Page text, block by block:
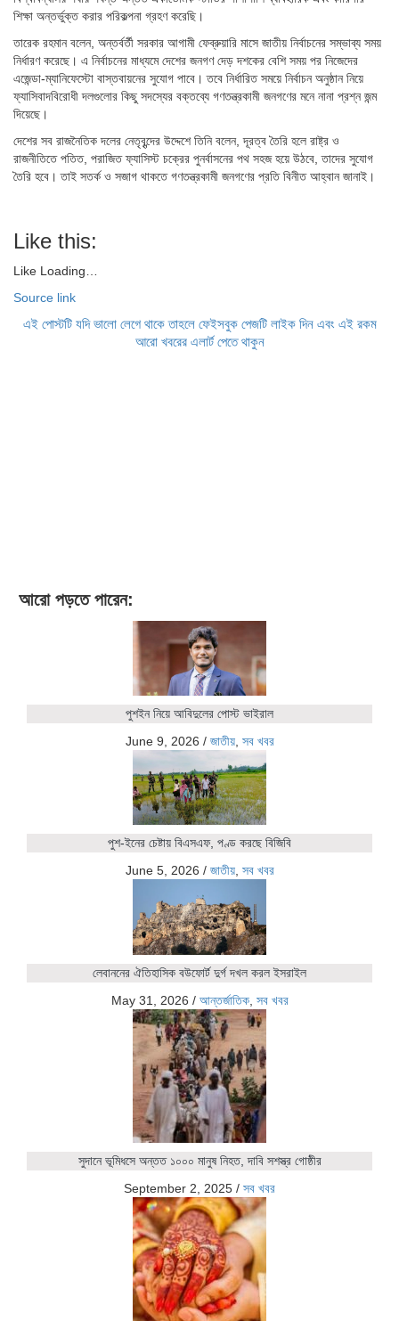
শিক্ষা অন্তর্ভুক্ত করার পরিকল্পনা গ্রহণ করেছি।
তারেক রহমান বলেন, অন্তর্বর্তী সরকার আগামী ফেব্রুয়ারি মাসে জাতীয় নির্বাচনের সম্ভাব্য সময়
নির্ধারণ করেছে। এ নির্বাচনের মাধ্যমে দেশের জনগণ দেড় দশকের বেশি সময় পর নিজেদের
এজেন্ডা-ম্যানিফেস্টো বাস্তবায়নের সুযোগ পাবে। তবে নির্ধারিত সময়ে নির্বাচন অনুষ্ঠান নিয়ে
ফ্যাসিবাদবিরোধী দলগুলোর কিছু সদস্যের বক্তব্যে গণতন্ত্রকামী জনগণের মনে নানা প্রশ্ন জন্ম
দিয়েছে।
দেশের সব রাজনৈতিক দলের নেতৃবৃন্দের উদ্দেশে তিনি বলেন, দূরত্ব তৈরি হলে রাষ্ট্র ও
রাজনীতিতে পতিত, পরাজিত ফ্যাসিস্ট চক্রের পুনর্বাসনের পথ সহজ হয়ে উঠবে, তাদের সুযোগ
তৈরি হবে। তাই সতর্ক ও সজাগ থাকতে গণতন্ত্রকামী জনগণের প্রতি বিনীত আহ্বান জানাই।
Like this:
Like Loading…
Source link
এই পোস্টটি যদি ভালো লেগে থাকে তাহলে ফেইসবুক পেজটি লাইক দিন এবং এই রকম
আরো খবরের এলার্ট পেতে থাকুন
আরো পড়তে পারেন:
পুশইন নিয়ে আবিদুলের পোস্ট ভাইরাল
June 9, 2026 / জাতীয়, সব খবর
পুশ-ইনের চেষ্টায় বিএসএফ, পণ্ড করছে বিজিবি
June 5, 2026 / জাতীয়, সব খবর
লেবাননের ঐতিহাসিক বউফোর্ট দুর্গ দখল করল ইসরাইল
May 31, 2026 / আন্তর্জাতিক, সব খবর
সুদানে ভূমিধসে অন্তত ১০০০ মানুষ নিহত, দাবি সশস্ত্র গোষ্ঠীর
September 2, 2025 / সব খবর